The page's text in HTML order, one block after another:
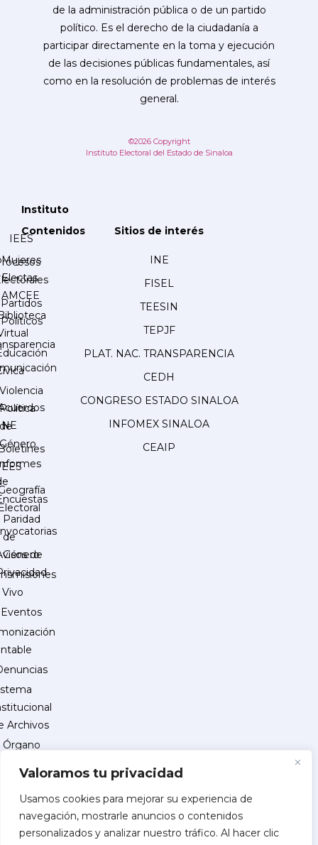
Valoramos tu privacidad
Usamos cookies para mejorar su experiencia de
navegación, mostrarle anuncios o contenidos
personalizados y analizar nuestro tráfico. Al hacer clic
de la administración pública o de un partido
político. Es el derecho de la ciudadanía a
participar directamente en la toma y ejecución
de las decisiones públicas fundamentales, así
como en la resolución de problemas de interés
general.
©2026 Copyright
Instituto Electoral del Estado de Sinaloa
Instituto
IEES
Partidos
Políticos
de
Contenidos
Mujeres
Electas
AMCEE
Violencia
Política
de
Género
Paridad
de
Género
Eventos
Archivos
Órgano
Control
Sitios de interés
INE
FISEL
TEESIN
TEPJF
PLAT. NAC. TRANSPARENCIA
CEDH
CONGRESO ESTADO SINALOA
INFOMEX SINALOA
CEAIP